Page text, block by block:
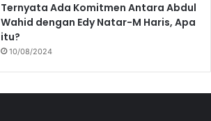
Ternyata Ada Komitmen Antara Abdul
Wahid dengan Edy Natar-M Haris, Apa
itu?
10/08/2024